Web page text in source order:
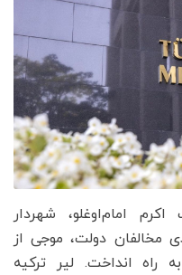
امام‌اوغلو، شهردار
مخالفان دولت، موجی از
راه انداخت. لیر ترکیه